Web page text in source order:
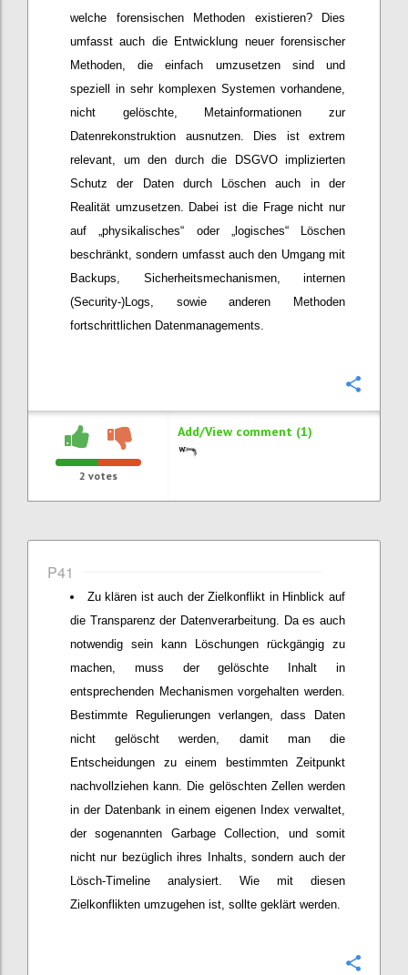
welche forensischen Methoden existieren? Dies
umfasst auch die Entwicklung neuer forensischer
Methoden, die einfach umzusetzen sind und
speziell in sehr komplexen Systemen vorhandene,
nicht gelöschte, Metainformationen zur
Datenrekonstruktion ausnutzen. Dies ist extrem
relevant, um den durch die DSGVO implizierten
Schutz der Daten durch Löschen auch in der
Realität umzusetzen. Dabei ist die Frage nicht nur
auf „physikalisches“ oder „logisches“ Löschen
beschränkt, sondern umfasst auch den Umgang mit
Backups, Sicherheitsmechanismen, internen
(Security-)Logs, sowie anderen Methoden
fortschrittlichen Datenmanagements.
2 votes
Add/View comment (1)
P41
Zu klären ist auch der Zielkonflikt in Hinblick auf
die Transparenz der Datenverarbeitung. Da es auch
notwendig sein kann Löschungen rückgängig zu
machen, muss der gelöschte Inhalt in
entsprechenden Mechanismen vorgehalten werden.
Bestimmte Regulierungen verlangen, dass Daten
nicht gelöscht werden, damit man die
Entscheidungen zu einem bestimmten Zeitpunkt
nachvollziehen kann. Die gelöschten Zellen werden
in der Datenbank in einem eigenen Index verwaltet,
der sogenannten Garbage Collection, und somit
nicht nur bezüglich ihres Inhalts, sondern auch der
Lösch-Timeline analysiert. Wie mit diesen
Zielkonflikten umzugehen ist, sollte geklärt werden.